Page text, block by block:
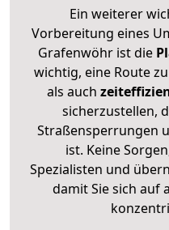
Ein weiterer
Vorbereitung eines
Grafenwöhr ist die
wichtig, eine Route
als auch
sicherzustellen,
Straßensperrungen
ist. Keine
Spezialisten und
damit Sie sich auf